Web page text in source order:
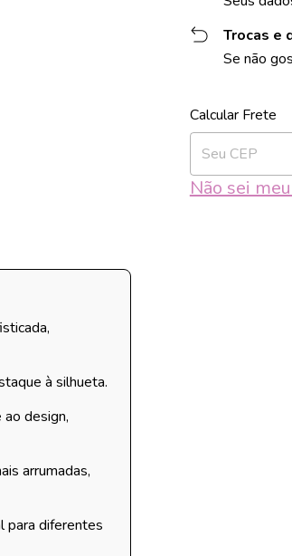
Trocas e
Se não
Entregas para o
Não sei
à silhueta.
design,
arrumadas,
para diferentes